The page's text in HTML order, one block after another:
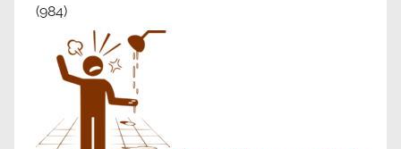
(984)